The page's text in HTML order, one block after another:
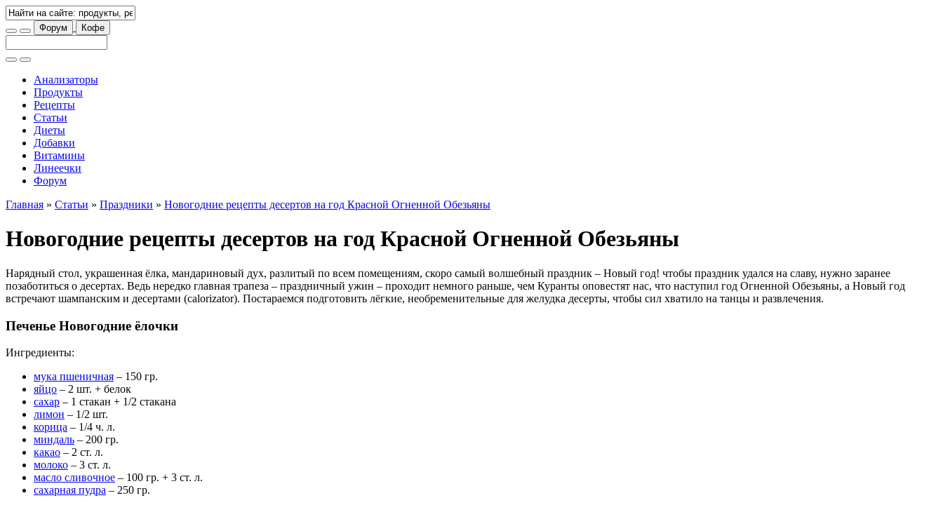
Форум Кофе
Анализаторы
Продукты
Рецепты
Статьи
Диеты
Добавки
Витамины
Линеечки
Форум
Главная » Статьи » Праздники » Новогодние рецепты десертов на год Красной Огненной Обезьяны
Новогодние рецепты десертов на год Красной Огненной Обезьяны
Нарядный стол, украшенная ёлка, мандариновый дух, разлитый по всем помещениям, скоро самый волшебный праздник – Новый год! чтобы праздник удался на славу, нужно заранее
позаботиться о десертах. Ведь нередко главная трапеза – праздничный ужин – проходит немного раньше, чем Куранты оповестят нас, что наступил год Огненной Обезьяны, а Новый год
встречают шампанским и десертами (calorizator). Постараемся подготовить лёгкие, необременительные для желудка десерты, чтобы сил хватило на танцы и развлечения.
Печенье Новогодние ёлочки
Ингредиенты:
мука пшеничная – 150 гр.
яйцо – 2 шт. + белок
сахар – 1 стакан + 1/2 стакана
лимон – 1/2 шт.
корица – 1/4 ч. л.
миндаль – 200 гр.
какао – 2 ст. л.
молоко – 3 ст. л.
масло сливочное – 100 гр. + 3 ст. л.
сахарная пудра – 250 гр.